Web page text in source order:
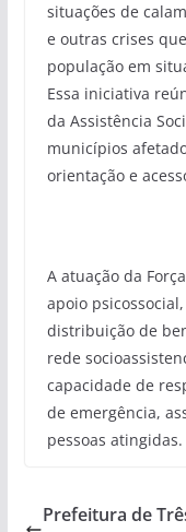
situações de
e outras crises
população em
Essa iniciativa
da Assistência
municípios
orientação e
A atuação da
apoio
distribuição de
rede
capacidade de
de emergência,
pessoas atingidas.
Prefeitura de